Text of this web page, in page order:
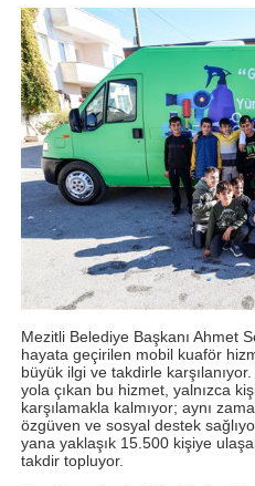
Mezitli Belediye Başkanı Ahmet
hayata geçirilen mobil kuaför
büyük ilgi ve takdirle
yola çıkan bu hizmet, yalnızca
karşılamakla kalmıyor; aynı
özgüven ve sosyal destek
yana yaklaşık 15.500 kişiye
takdir topluyor.